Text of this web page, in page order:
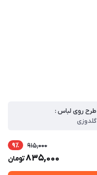
طرح روی لباس :
گلدوزی
915,000 9٪
835,000تومان